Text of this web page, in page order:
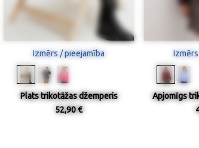
Izmērs / pieejamība
Plats trikotāžas džemperis
52,90 €
Apjomīgs